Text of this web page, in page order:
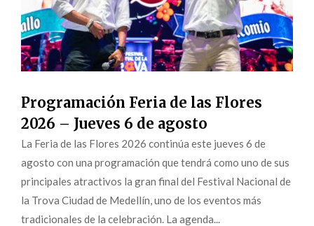
Programación Feria de las Flores
2026 – Jueves 6 de agosto
La Feria de las Flores 2026 continúa este jueves 6 de
agosto con una programación que tendrá como uno de sus
principales atractivos la gran final del Festival Nacional de
la Trova Ciudad de Medellín, uno de los eventos más
tradicionales de la celebración. La agenda...